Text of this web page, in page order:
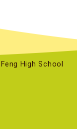
High School